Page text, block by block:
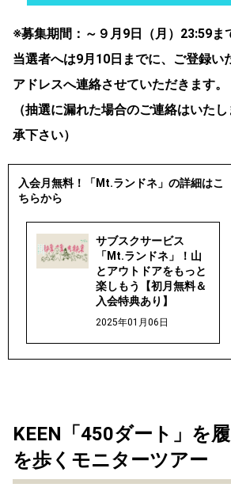
※募集期間：～９月9日（月）23:59ま
当選者へは9月10日までに、ご登録い
アドレスへ連絡させていただきます。
（抽選に漏れた場合のご連絡はいた
承下さい）
入会月無料！「Mt.ランドネ」の詳細はこ
ちらから
サブスクサービス
「Mt.ランドネ」！山
とアウトドアをもっと
楽しもう【初月無料＆
入会特典あり】
2025年01月06日
KEEN「450ダート」を
を歩くモニターツアー